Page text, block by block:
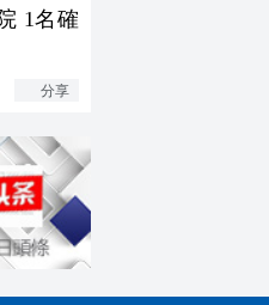
1名確
分享